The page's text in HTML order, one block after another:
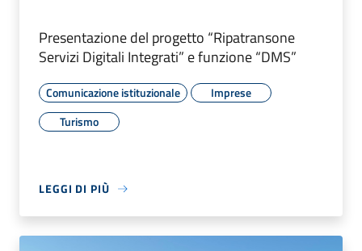
Presentazione del progetto “Ripatransone
Servizi Digitali Integrati” e funzione “DMS”
Comunicazione istituzionale
Imprese
Turismo
LEGGI DI PIÙ